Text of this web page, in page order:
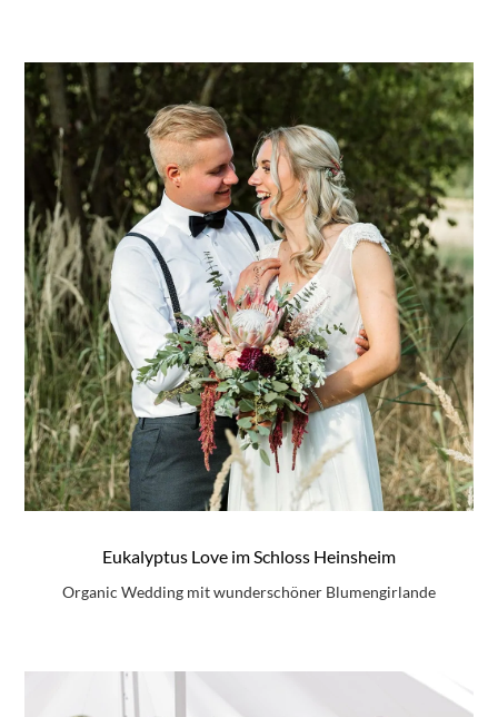
Eukalyptus Love im Schloss Heinsheim
Organic Wedding mit wunderschöner Blumengirlande